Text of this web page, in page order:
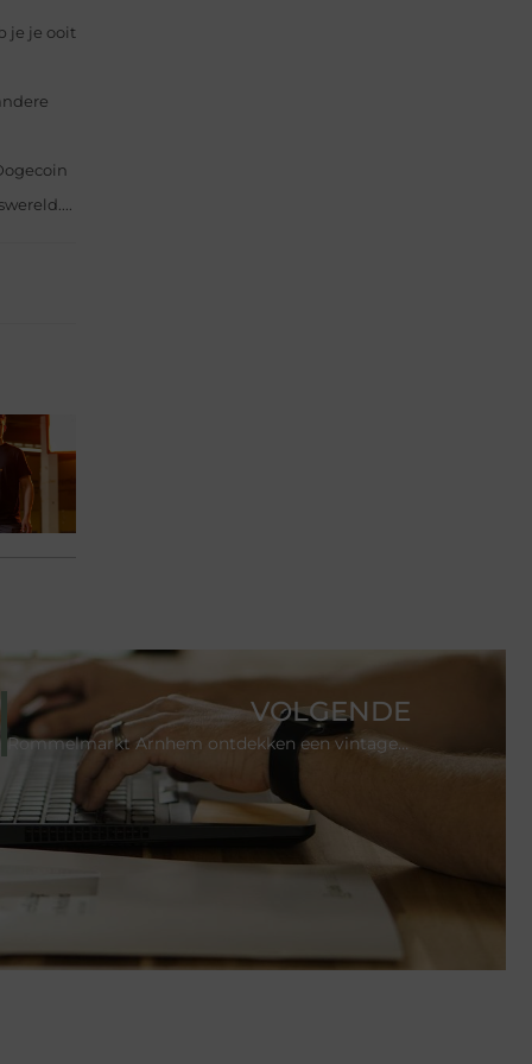
je je ooit
VOLGENDE
Rommelmarkt Arnhem ontdekken een vintage paradijs voor duurzame shoppers